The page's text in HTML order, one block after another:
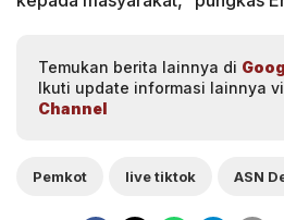
Temukan berita lainnya di
Ikuti update informasi lainnya
Channel
Pemkot live tiktok ASN